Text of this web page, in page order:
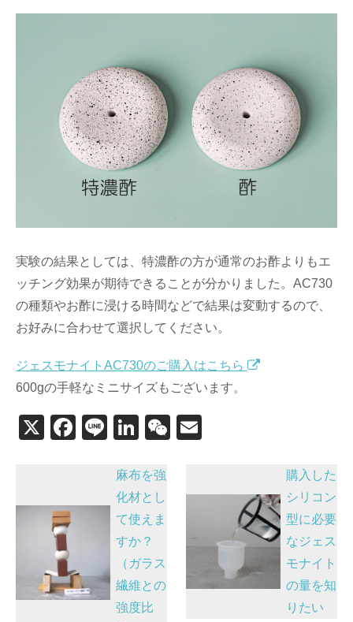
実験の結果としては、特濃酢の方が通常のお酢よりもエ
ッチング効果が期待できることが分かりました。AC730
の種類やお酢に浸ける時間などで結果は変動するので、
お好みに合わせて選択してください。
ジェスモナイトAC730のご購入はこちら
600gの手軽なミニサイズもございます。
X
F
e
o
k
Li
e
Li
k
e
dI
n
W
稿
ゲ
ー
麻布を強
化材とし
て使えま
すか？
（ガラス
繊維との
強度比
購入した
シリコン
型に必要
なジェス
モナイト
の量を知
りたい